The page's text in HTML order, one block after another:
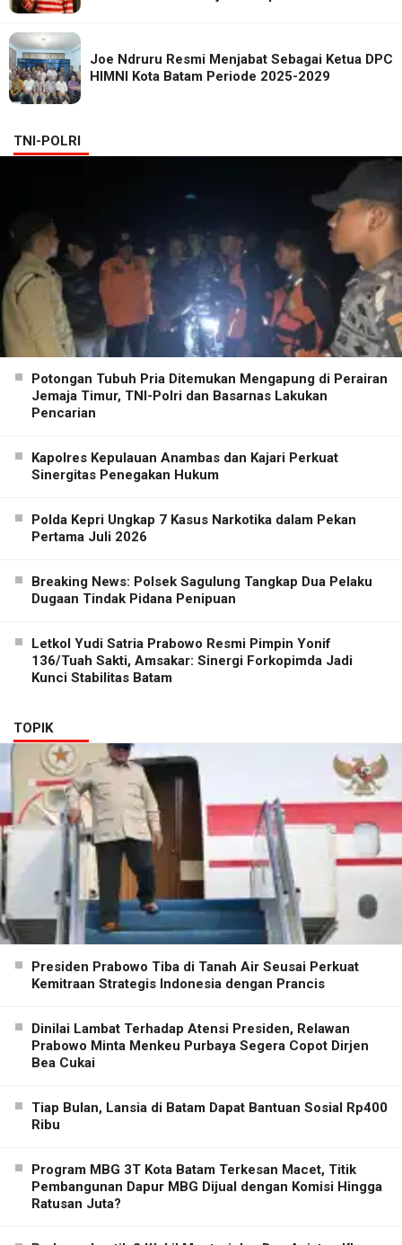
Joe Ndruru Resmi Menjabat Sebagai Ketua DPC
HIMNI Kota Batam Periode 2025-2029
TNI-POLRI
Potongan Tubuh Pria Ditemukan Mengapung di Perairan
Jemaja Timur, TNI-Polri dan Basarnas Lakukan
Pencarian
Kapolres Kepulauan Anambas dan Kajari Perkuat
Sinergitas Penegakan Hukum
Polda Kepri Ungkap 7 Kasus Narkotika dalam Pekan
Pertama Juli 2026
Breaking News: Polsek Sagulung Tangkap Dua Pelaku
Dugaan Tindak Pidana Penipuan
Letkol Yudi Satria Prabowo Resmi Pimpin Yonif
136/Tuah Sakti, Amsakar: Sinergi Forkopimda Jadi
Kunci Stabilitas Batam
TOPIK
Presiden Prabowo Tiba di Tanah Air Seusai Perkuat
Kemitraan Strategis Indonesia dengan Prancis
Dinilai Lambat Terhadap Atensi Presiden, Relawan
Prabowo Minta Menkeu Purbaya Segera Copot Dirjen
Bea Cukai
Tiap Bulan, Lansia di Batam Dapat Bantuan Sosial Rp400
Ribu
Program MBG 3T Kota Batam Terkesan Macet, Titik
Pembangunan Dapur MBG Dijual dengan Komisi Hingga
Ratusan Juta?